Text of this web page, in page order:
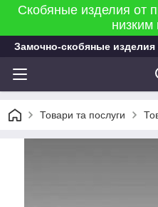
Скобяные изделия от
низким
Замочно-скобяные изделия
Товари та послуги